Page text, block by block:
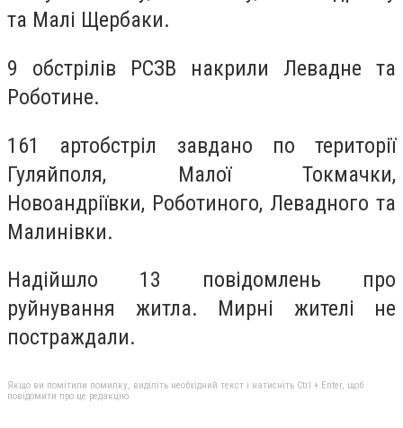
та Малі Щербаки.
9 обстрілів РСЗВ накрили Левадне та
Роботине.
161 артобстріл завдано по території
Гуляйполя, Малої Токмачки,
Новоандріївки, Роботиного, Левадного та
Малинівки.
Надійшло 13 повідомлень про
руйнування житла. Мирні жителі не
постраждали.
Якщо ви помітили помилку, виділіть необхідний текст і натисніть Ctrl + Enter, щоб
повідомити про це редакцію